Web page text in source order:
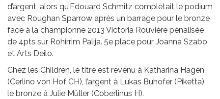
d’argent, alors qu’Edouard Schmitz complétait le podium
avec Roughan Sparrow après un barrage pour le bronze
face à la championne 2013 Victoria Rouvière pénalisée
de 4pts sur Rohirrim Palija. 5e place pour Joanna Szabo
et Arts Deilo.
Chez les Children, le titre est revenu à Katharina Hagen
(Cerlino von Hof CH), l’argent à Lukas Buhofer (Piketta),
le bronze à Julie Müller (Coberlinus H).